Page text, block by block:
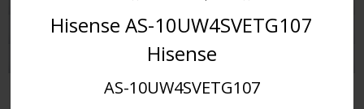
Hisense AS-10UW4SVETG107
Hisense
AS-10UW4SVETG107
Инструкции